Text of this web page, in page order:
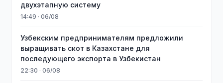
двухэтапную систему
14:49 · 06/08
Узбекским предпринимателям предложили
выращивать скот в Казахстане для
последующего экспорта в Узбекистан
22:30 · 06/08